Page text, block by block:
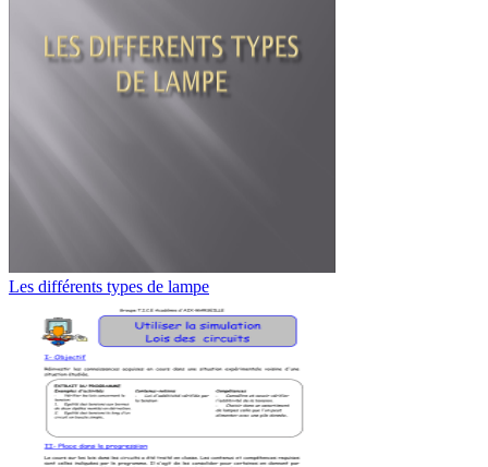
Les différents types de lampe